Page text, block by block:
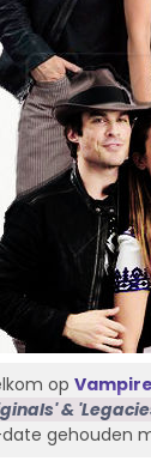
op
&
gehouden